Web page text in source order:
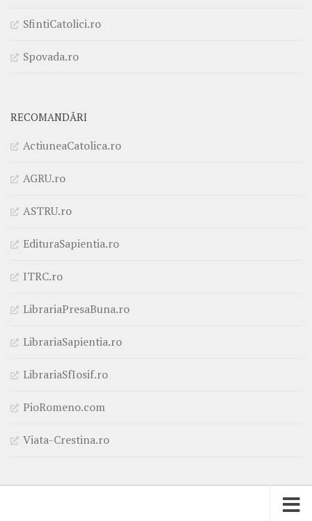
SfintiCatolici.ro
Spovada.ro
RECOMANDĂRI
ActiuneaCatolica.ro
AGRU.ro
ASTRU.ro
EdituraSapientia.ro
ITRC.ro
LibrariaPresaBuna.ro
LibrariaSapientia.ro
LibrariaSfIosif.ro
PioRomeno.com
Viata-Crestina.ro